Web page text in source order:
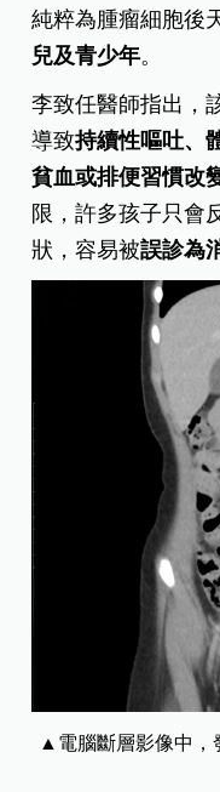
純粹為腫瘤細胞後
兒及青少年。
李致任醫師指出，
導致持續性嘔吐、
貧血或排便習慣改
限，許多孩子只會
狀，容易被誤診為
▲電腦斷層影像中，